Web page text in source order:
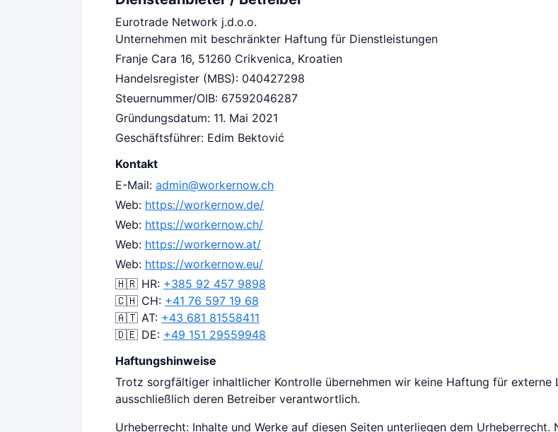
Eurotrade Network j.d.o.o.
Unternehmen mit beschränkter Haftung für Dienstleistungen
Franje Cara 16, 51260 Crikvenica, Kroatien
Handelsregister (MBS): 040427298
Steuernummer/OIB: 67592046287
Gründungsdatum: 11. Mai 2021
Geschäftsführer: Edim Bektović
Kontakt
E-Mail: admin@workernow.ch
Web: https://workernow.de/
Web: https://workernow.ch/
Web: https://workernow.at/
Web: https://workernow.eu/
🇭🇷 HR: +385 92 457 9898
🇨🇭 CH: +41 76 597 19 68
🇦🇹 AT: +43 681 81558411
🇩🇪 DE: +49 151 29559948
Haftungshinweise
Trotz sorgfältiger inhaltlicher Kontrolle übernehmen wir keine Haftung für externe
ausschließlich deren Betreiber verantwortlich.
Urheberrecht: Inhalte und Werke auf diesen Seiten unterliegen dem